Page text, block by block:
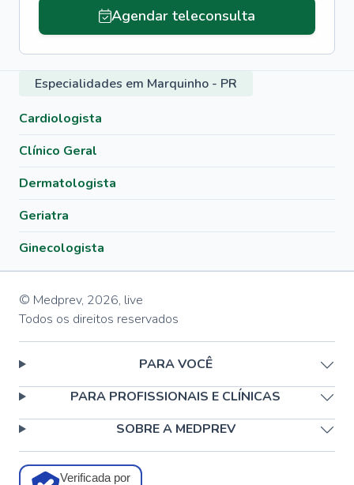
Agendar teleconsulta
Especialidades em Marquinho - PR
Cardiologista
Clínico Geral
Dermatologista
Geriatra
Ginecologista
© Medprev, 2026, live
Todos os direitos reservados
PARA VOCÊ
PARA PROFISSIONAIS E CLÍNICAS
SOBRE A MEDPREV
Verificada por